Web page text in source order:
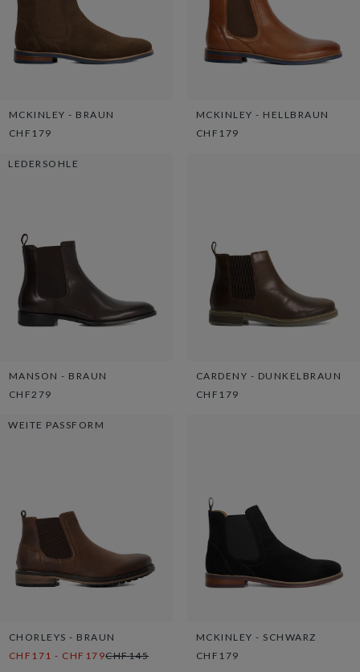
MCKINLEY - BRAUN
CHF179
MCKINLEY - HELLBRAUN
CHF179
LEDERSOHLE
MANSON - BRAUN
CHF279
CARDENY - DUNKELBRAUN
CHF179
WEITE PASSFORM
CHORLEYS - BRAUN
CHF171 - CHF179CHF145
MCKINLEY - SCHWARZ
CHF179